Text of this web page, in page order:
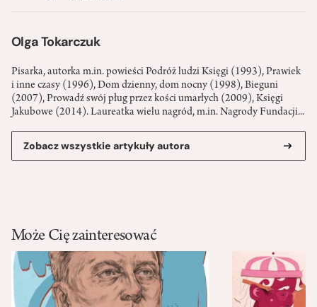
Olga Tokarczuk
Pisarka, autorka m.in. powieści Podróż ludzi Księgi (1993), Prawiek
i inne czasy (1996), Dom dzienny, dom nocny (1998), Bieguni
(2007), Prowadź swój pług przez kości umarłych (2009), Księgi
Jakubowe (2014). Laureatka wielu nagród, m.in. Nagrody Fundacji...
Zobacz wszystkie artykuły autora
Może Cię zainteresować